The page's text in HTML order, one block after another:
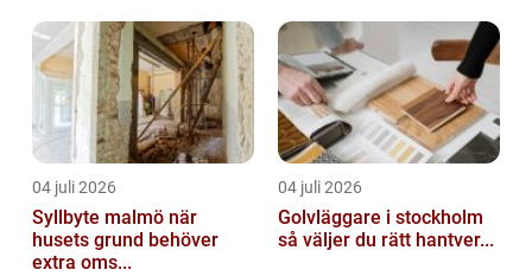
04 juli 2026
Syllbyte malmö när
husets grund behöver
extra oms...
04 juli 2026
Golvläggare i stockholm
så väljer du rätt hantver...